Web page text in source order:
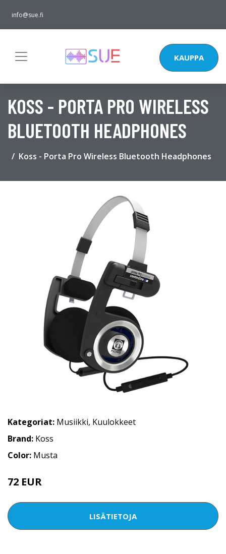
info@sue.fi
KAUPPA
KOSS - PORTA PRO WIRELESS
BLUETOOTH HEADPHONES
Koss - Porta Pro Wireless Bluetooth Headphones
Kategoriat: Musiikki, Kuulokkeet
Brand: Koss
Color: Musta
72 EUR
LISÄTIETOJA